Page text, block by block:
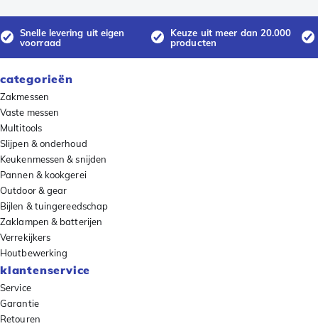
Snelle levering uit eigen
voorraad
Keuze uit meer dan 20.000
producten
categorieën
Zakmessen
Vaste messen
Multitools
Slijpen & onderhoud
Keukenmessen & snijden
Pannen & kookgerei
Outdoor & gear
Bijlen & tuingereedschap
Zaklampen & batterijen
Verrekijkers
Houtbewerking
klantenservice
Service
Garantie
Retouren